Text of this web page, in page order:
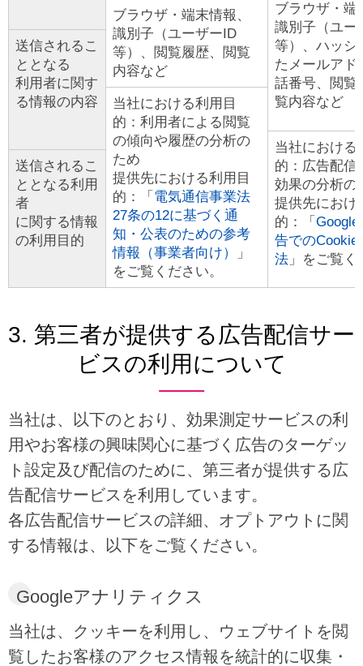
送信されるこ
ととなる
利用者に関す
る情報の内容
送信されるこ
ととなる利用
者
に関する情報
の利用目的
ブラウザ・端末情報、
識別子（ユーザーID
等）、閲覧履歴、閲覧
内容など
当社における利用目
的：利用者による閲覧
の傾向や履歴の分析の
ため
提供先における利用目
的：「 電気通信事業法
27条の12に基づく通
知・公表のための参考
情報（事業者向け）
」
をご覧ください。
ブラウザ・端
識別子（ユー
等）、ハッシ
たメールアド
話番号、閲覧
覧内容など
当社における
的：広告配信
効果の分析の
提供先におけ
的：「
告でのCookie
法 」をご覧
3. 第三者が提供する広告配信サー
ビスの利用について
当社は、以下のとおり、効果測定サービスの利
用やお客様の興味関心に基づく広告のターゲッ
ト設定及び配信のために、第三者が提供する広
告配信サービスを利用しています。
各広告配信サービスの詳細、オプトアウトに関
する情報は、以下をご覧ください。
Googleアナリティクス
当社は、クッキーを利用し、ウェブサイトを閲
覧したお客様のアクセス情報を統計的に収集・